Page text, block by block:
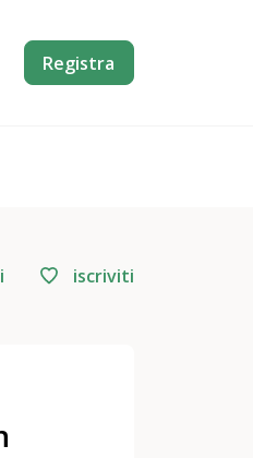
Registra
iscriviti